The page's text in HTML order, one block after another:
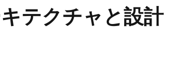
テクチャと設計